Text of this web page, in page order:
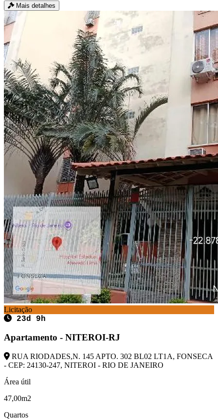
Mais detalhes
Licitação
23d 9h
Apartamento - NITEROI-RJ
RUA RIODADES,N. 145 APTO. 302 BL02 LT1A, FONSECA
- CEP: 24130-247, NITEROI - RIO DE JANEIRO
Área útil
47,00m2
Quartos